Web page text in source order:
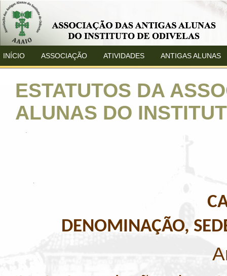
INÍCIO ASSOCIAÇÃO ATIVIDADES ANTIGAS ALUNAS
ESTATUTOS DA
ALUNAS DO
DENOMINAÇÃO,